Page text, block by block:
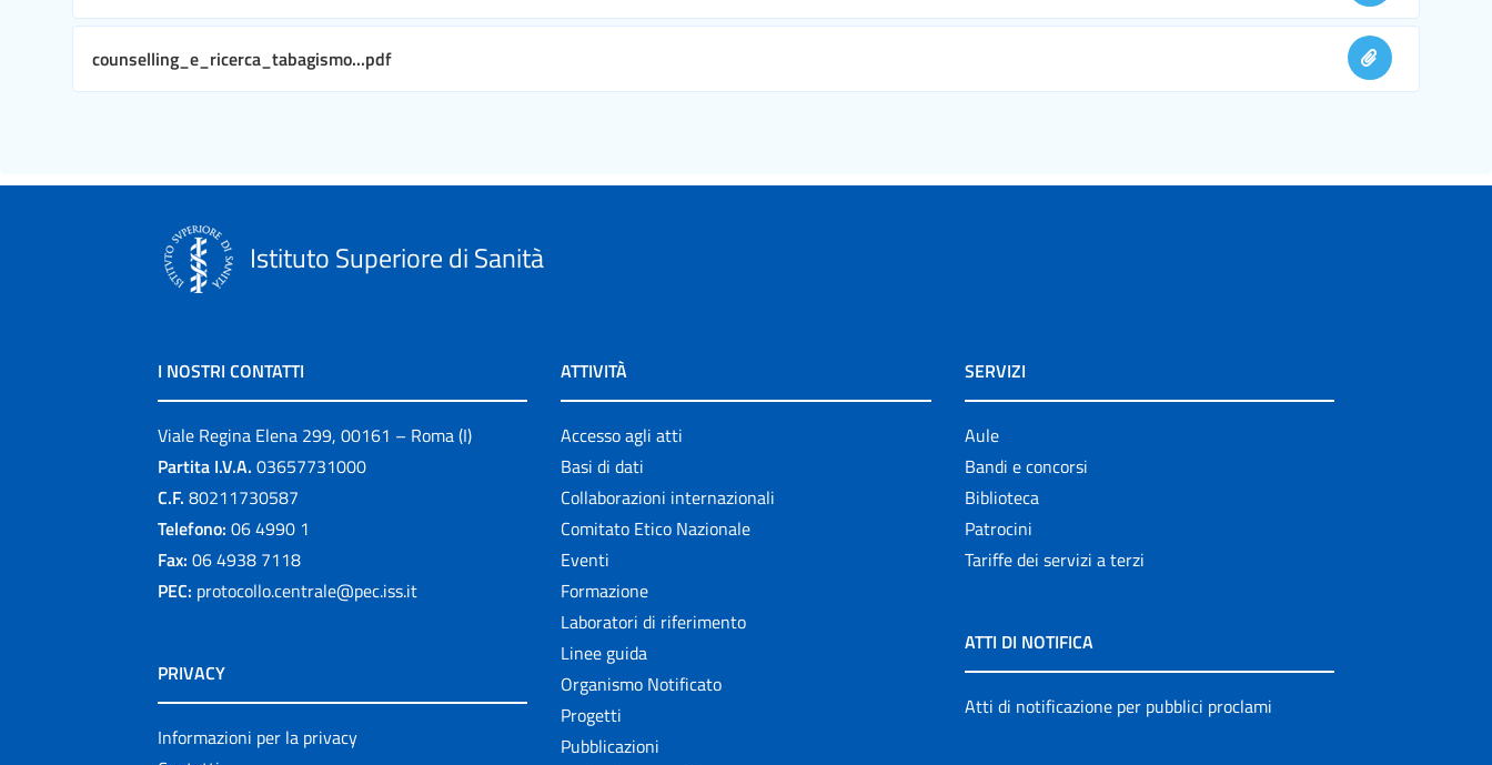
counselling_e_ricerca_tabagismo...pdf
Istituto Superiore di Sanità
I NOSTRI CONTATTI
Viale Regina Elena 299, 00161 – Roma (I)
Partita I.V.A. 03657731000
C.F. 80211730587
Telefono: 06 4990 1
Fax: 06 4938 7118
PEC: protocollo.centrale@pec.iss.it
PRIVACY
Informazioni per la privacy
ATTIVITÀ
Accesso agli atti
Basi di dati
Collaborazioni internazionali
Comitato Etico Nazionale
Eventi
Formazione
Laboratori di riferimento
Linee guida
Organismo Notificato
Progetti
Pubblicazioni
SERVIZI
Aule
Bandi e concorsi
Biblioteca
Patrocini
Tariffe dei servizi a terzi
ATTI DI NOTIFICA
Atti di notificazione per pubblici proclami